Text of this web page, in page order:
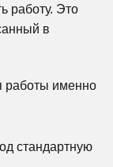
работу. Это
в
работы именно
стандартную